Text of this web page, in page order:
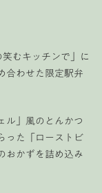
むキッチンで」に
合わせた限定駅弁
ル」風のとんかつ
った「ローストビ
おかずを詰め込み